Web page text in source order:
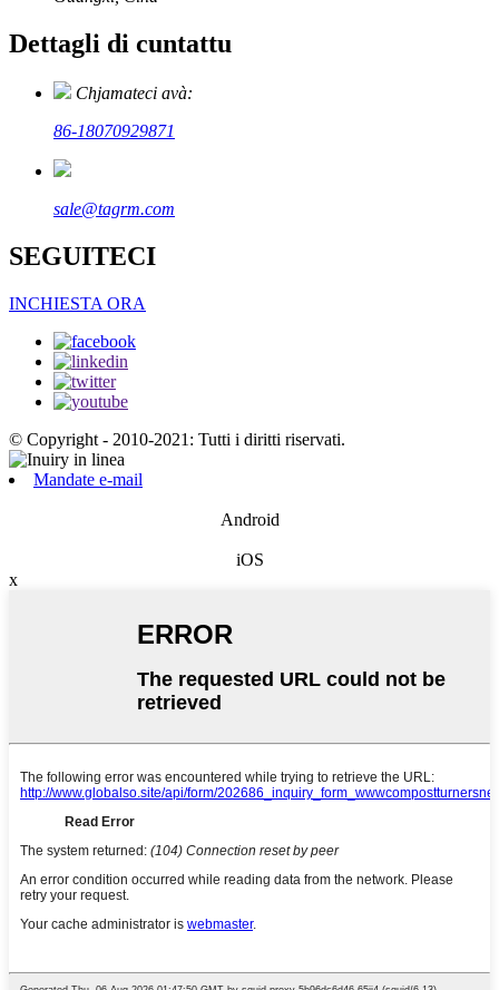
Dettagli di cuntattu
Chjamateci avà:
86-18070929871
sale@tagrm.com
SEGUITECI
INCHIESTA ORA
© Copyright - 2010-2021: Tutti i diritti riservati.
Mandate e-mail
Android
iOS
x